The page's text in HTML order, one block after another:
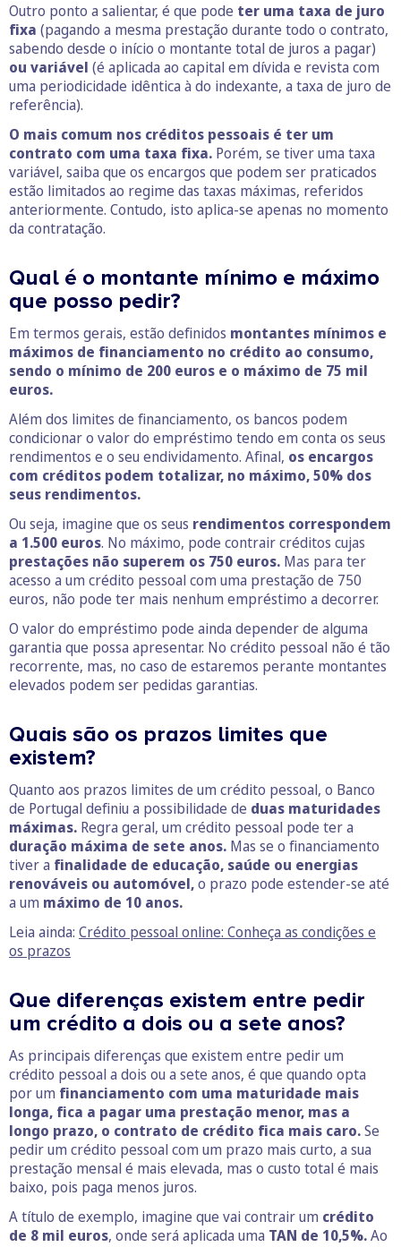
Outro ponto a salientar, é que pode ter uma taxa de juro
fixa (pagando a mesma prestação durante todo o contrato,
sabendo desde o início o montante total de juros a pagar)
ou variável (é aplicada ao capital em dívida e revista com
uma periodicidade idêntica à do indexante, a taxa de juro de
referência).
O mais comum nos créditos pessoais é ter um
contrato com uma taxa fixa. Porém, se tiver uma taxa
variável, saiba que os encargos que podem ser praticados
estão limitados ao regime das taxas máximas, referidos
anteriormente. Contudo, isto aplica-se apenas no momento
da contratação.
Qual é o montante mínimo e máximo
que posso pedir?
Em termos gerais, estão definidos montantes mínimos e
máximos de financiamento no crédito ao consumo,
sendo o mínimo de 200 euros e o máximo de 75 mil
euros.
Além dos limites de financiamento, os bancos podem
condicionar o valor do empréstimo tendo em conta os seus
rendimentos e o seu endividamento. Afinal, os encargos
com créditos podem totalizar, no máximo, 50% dos
seus rendimentos.
Ou seja, imagine que os seus rendimentos correspondem
a 1.500 euros. No máximo, pode contrair créditos cujas
prestações não superem os 750 euros. Mas para ter
acesso a um crédito pessoal com uma prestação de 750
euros, não pode ter mais nenhum empréstimo a decorrer.
O valor do empréstimo pode ainda depender de alguma
garantia que possa apresentar. No crédito pessoal não é tão
recorrente, mas, no caso de estaremos perante montantes
elevados podem ser pedidas garantias.
Quais são os prazos limites que
existem?
Quanto aos prazos limites de um crédito pessoal, o Banco
de Portugal definiu a possibilidade de duas maturidades
máximas. Regra geral, um crédito pessoal pode ter a
duração máxima de sete anos. Mas se o financiamento
tiver a finalidade de educação, saúde ou energias
renováveis ou automóvel,o prazo pode estender-se até
a um máximo de 10 anos.
Leia ainda: Crédito pessoal online: Conheça as condições e
os prazos
Que diferenças existem entre pedir
um crédito a dois ou a sete anos?
As principais diferenças que existem entre pedir um
crédito pessoal a dois ou a sete anos, é que quando opta
por um financiamento com uma maturidade mais
longa, fica a pagar uma prestação menor, mas a
longo prazo, o contrato de crédito fica mais caro.Se
pedir um crédito pessoal com um prazo mais curto, a sua
prestação mensal é mais elevada, mas o custo total é mais
baixo, pois paga menos juros.
A título de exemplo, imagine que vai contrair um crédito
de 8 mil euros, onde será aplicada uma TAN de 10,5%.Ao